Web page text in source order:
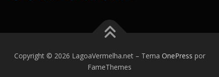
Copyright © 2026 LagoaVermelha.net – Tema OnePress por
FameThemes